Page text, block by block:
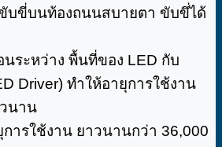
บขี่บนท้องถนนสบายตา ขับขึ่ได้
ระหว่าง พื้นที่ของ LED กับ
Driver) ทำให้อายุการใช้งาน
นาน
การใช้งาน ยาวนานกว่า 36,000